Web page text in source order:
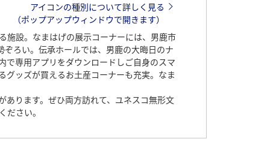
アイコンの種別について詳しく見る
（ポップアップウィンドウで開きます）
施設。なまはげの展示コーナーには、男鹿市
ろい。伝承ホールでは、男鹿の大晦日のナ
で専用アプリをダウンロードしご自身のスマ
グッズが買えるお土産コーナーも充実。なま
あります。ぜひ両方訪れて、ユネスコ無形文
さい。